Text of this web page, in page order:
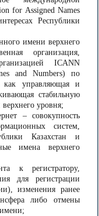
for Assigned Names
Республики
имени верхнего
организация,
ICANN
and Numbers) по
как управляющая и
стабильную
уровня;
– совокупность
систем,
Казахстан и
имена верхнего
к регистратору,
для регистрации
изменения ранее
либо отмены